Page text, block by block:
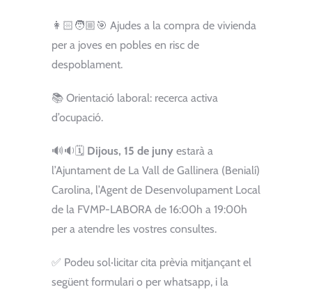
👩🏻🧑🏼🎯 Ajudes a la compra de vivienda
per a joves en pobles en risc de
despoblament.
📚 Orientació laboral: recerca activa
d’ocupació.
🔊🔉🗓️ Dijous, 15 de juny estarà a
l’Ajuntament de La Vall de Gallinera (Benialí)
Carolina, l’Agent de Desenvolupament Local
de la FVMP-LABORA de 16:00h a 19:00h
per a atendre les vostres consultes.
✅ Podeu sol·licitar cita prèvia mitjançant el
següent formulari o per whatsapp, i la